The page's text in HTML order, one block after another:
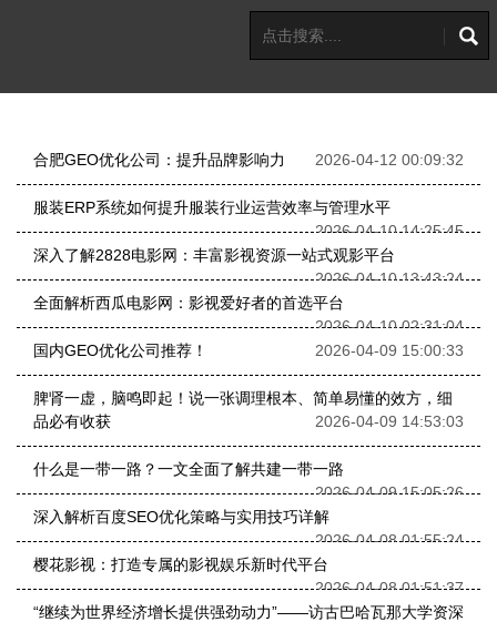
合肥GEO优化公司：提升品牌影响力 2026-04-12 00:09:32
服装ERP系统如何提升服装行业运营效率与管理水平
2026-04-10 14:25:45
深入了解2828电影网：丰富影视资源一站式观影平台
2026-04-10 13:43:24
全面解析西瓜电影网：影视爱好者的首选平台
2026-04-10 02:31:04
国内GEO优化公司推荐！
2026-04-09 15:00:33
脾肾一虚，脑鸣即起！说一张调理根本、简单易懂的效方，细
品必有收获
2026-04-09 14:53:03
什么是一带一路？一文全面了解共建一带一路
2026-04-09 15:05:26
深入解析百度SEO优化策略与实用技巧详解
2026-04-08 01:55:24
樱花影视：打造专属的影视娱乐新时代平台
2026-04-08 01:51:37
“继续为世界经济增长提供强劲动力”——访古巴哈瓦那大学资深